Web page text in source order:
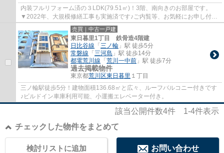
内装フルリフォーム済の３LDK(79.51㎡)！3階、南向きのお部屋です。
▼2022年、大規模修繕工事も実施済です♪ご内覧等、お気軽にお申し付け
くださいませ。 ▼スーパーもコンビニもお近く...
売買｜中古一戸建
東日暮里1丁目 鉄骨造4階建
日比谷線 「 三ノ輪 」駅 徒歩5分
常磐線 「 三河島 」駅 徒歩14分
都電荒川線 「 荒川一中前 」駅 徒歩7分
過去掲載物件
東京都荒川区東日暮里 １丁目
三ノ輪駅徒歩5分！建物面積136.68㎡と広々、ルーフバルコニー付きです
♪ビルドイン車庫利用可能、小運搬エレベーター付き。
該当公開件数4件 1-4件表示
チェックした物件をまとめて
お問い合わせ
検討リストに追加